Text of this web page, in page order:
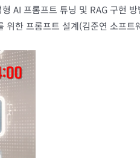
AI 프롬프트 튜닝 및 RAG 구현
한 프롬프트 설계(김준연 소프